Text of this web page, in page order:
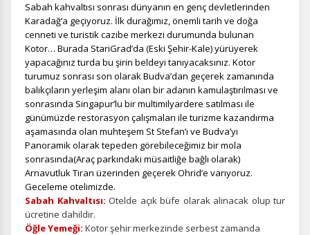
İstatistik Çerezleri
Ziyaretçilerin siteyi nasıl kullandığını anonim olarak
ölçeriz. Hangi sayfaların popüler olduğunu ve
kullanıcıların nerede zorluk yaşadığını anlamamıza
yardımcı olur.
Pazarlama Çerezleri
Size ve ilgi alanlarınıza uygun reklamlar göstermek için
kullanılır. Kapatırsanız reklamları görmeye devam
edersiniz, ancak daha az alakalı olabilirler.
Sabah kahvaltısı sonrası dünyanın en genç devletlerinden
Karadağ’a geçiyoruz. İlk durağımız, önemli tarih ve doğa
cenneti ve turistik cazibe merkezi durumunda bulunan
Kotor… Burada StariGrad’da (Eski Şehir-Kale) yürüyerek
yapacağınız turda bu şirin beldeyi tanıyacaksınız. Kotor
turumuz sonrası son olarak Budva’dan geçerek zamanında
balıkçıların yerleşim alanı olan bir adanın kamulaştırılması ve
sonrasında Singapur’lu bir multimilyardere satılması ile
günümüzde restorasyon çalışmaları ile turizme kazandırma
aşamasında olan muhteşem St Stefan’ı ve Budva’yı
Panoramik olarak tepeden görebileceğimiz bir mola
sonrasında(Araç parkındaki müsaitliğe bağlı olarak)
Arnavutluk Tiran üzerinden geçerek Ohrid’e varıyoruz.
Geceleme otelimizde.
Sabah Kahvaltısı: Otelde açık büfe olarak alınacak olup tur
ücretine dahildir.
Öğle Yemeği: Kotor şehir merkezinde serbest zamanda